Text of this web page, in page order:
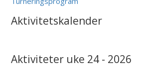
Aktivitetskalender
Aktiviteter uke 24 - 2026